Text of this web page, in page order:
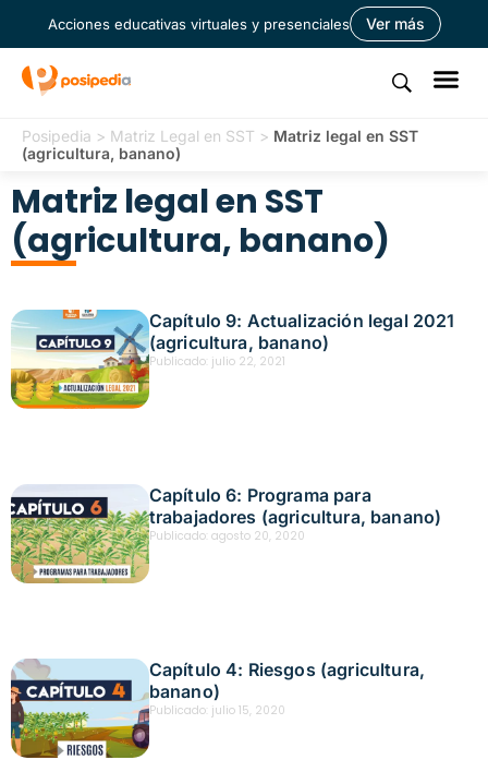
Acciones educativas virtuales y presenciales Ver más
Posipedia > Matriz Legal en SST > Matriz legal en SST
(agricultura, banano)
Matriz legal en SST
(agricultura, banano)
Capítulo 9: Actualización legal 2021
(agricultura, banano)
Publicado: julio 22, 2021
Capítulo 6: Programa para
trabajadores (agricultura, banano)
Publicado: agosto 20, 2020
Capítulo 4: Riesgos (agricultura,
banano)
Publicado: julio 15, 2020